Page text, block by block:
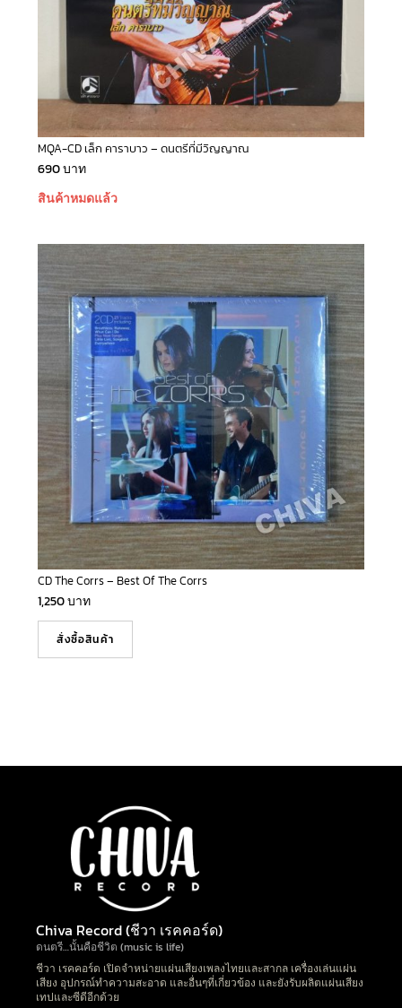
MQA-CD เล็ก คาราบาว – ดนตรีที่มีวิญญาณ
690บาท
สินค้าหมดแล้ว
CD The Corrs – Best Of The Corrs
1,250บาท
สั่งซื้อสินค้า
Chiva Record (ชีวา เรคคอร์ด)
ดนตรี…นั้นคือชีวิต (music is life)
ชีวา เรคคอร์ด เปิดจำหน่ายแผ่นเสียงเพลงไทยและสากล เครื่องเล่นแผ่น
เสียง อุปกรณ์ทำความสะอาด และอื่นๆที่เกี่ยวข้อง และยังรับผลิตแผ่นเสียง
เทปและซีดีอีกด้วย